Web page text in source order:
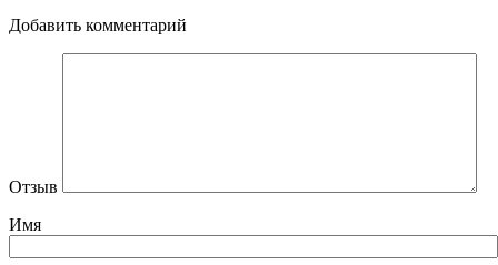
Добавить комментарий
Отзыв
Имя